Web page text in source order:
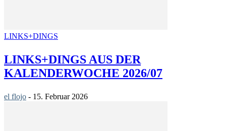
LINKS+DINGS
LINKS+DINGS AUS DER
KALENDERWOCHE 2026/07
el flojo - 15. Februar 2026